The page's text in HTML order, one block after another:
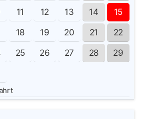
11 12 13 14 15
18 19 20 21 22
25 26 27 28 29